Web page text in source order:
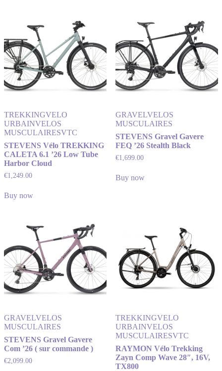
TREKKINGVELO
URBAINVELOS
MUSCULAIRESVTC
STEVENS Vélo TREKKING
CALETA 6.1 ’26 Low Tube
Harbor Cloud
€1,249.00
Buy now
GRAVELVELOS
MUSCULAIRES
STEVENS Gravel Gavere
FEQ ’26 Stealth Black
€1,699.00
Buy now
GRAVELVELOS
MUSCULAIRES
STEVENS Gravel Gavere
Com ’26 ( sur commande )
€2,099.00
TREKKINGVELO
URBAINVELOS
MUSCULAIRESVTC
RAYMON Vélo Trekking
Zayn Comp Wave 28″, 16V,
TX800